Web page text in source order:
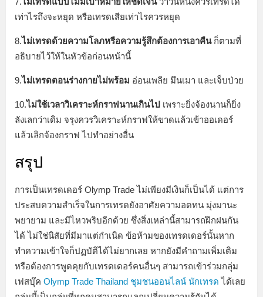
เท่าไรถึงจะหยุด หรือเทรดเสียเท่าไรควรหยุด
8.ไม่เทรดด้วยความโลภหรือความรู้สึกต้องการเอาคืนก็ตามที่
อธิบายไว้ให้ในหัวข้อก่อนหน้านี้
9.ไม่เทรดตอนร่างกายไม่พร้อม อ่อนเพลีย มึนเมา และเจ็บป่วย
10.ไม่ใช้เวลาวิเคราะห์กราฟนานเกินไป เพราะยิ่งจ้องนานก็ยิ่ง
ลังเลกว่าเดิม จรุงควรวิเคราะห์กราฟให้ขาดแล้วเข้าออเดอร์
แล้วเลิกจ้องกราฟ ไปทำอย่างอื่น
สรุป
การเป็นเทรดเดอร์ Olymp Trade ไม่เพียงมีเงินก็เป็นได้ แต่การ
ประสบความสำเร็จในการเทรดยังอาศัยความอดทน มุ่งมานะ
พยายาม และมีไหวพริบอีกด้วย ซึ่งสิ่งเหล่านี้สามารถฝึกฝนกัน
ได้ ไม่ใช่นิสัยที่มีมาแต่กำเนิด ข้อห้ามของเทรดเดอร์นั้นหาก
ทำความเข้าใจก็ปฏบัติได้ไม่ยากเลย หากยังมีคำถามเพิ่มเติม
หรือต้องการพูดคุยกับเทรดเดอร์คนอื่นๆ สามารถเข้าร่วมกลุ่ม
เฟสบุ๊ค Olymp Trade Thailand ชุมชนออนไลน์ นักเทรด ได้เลย